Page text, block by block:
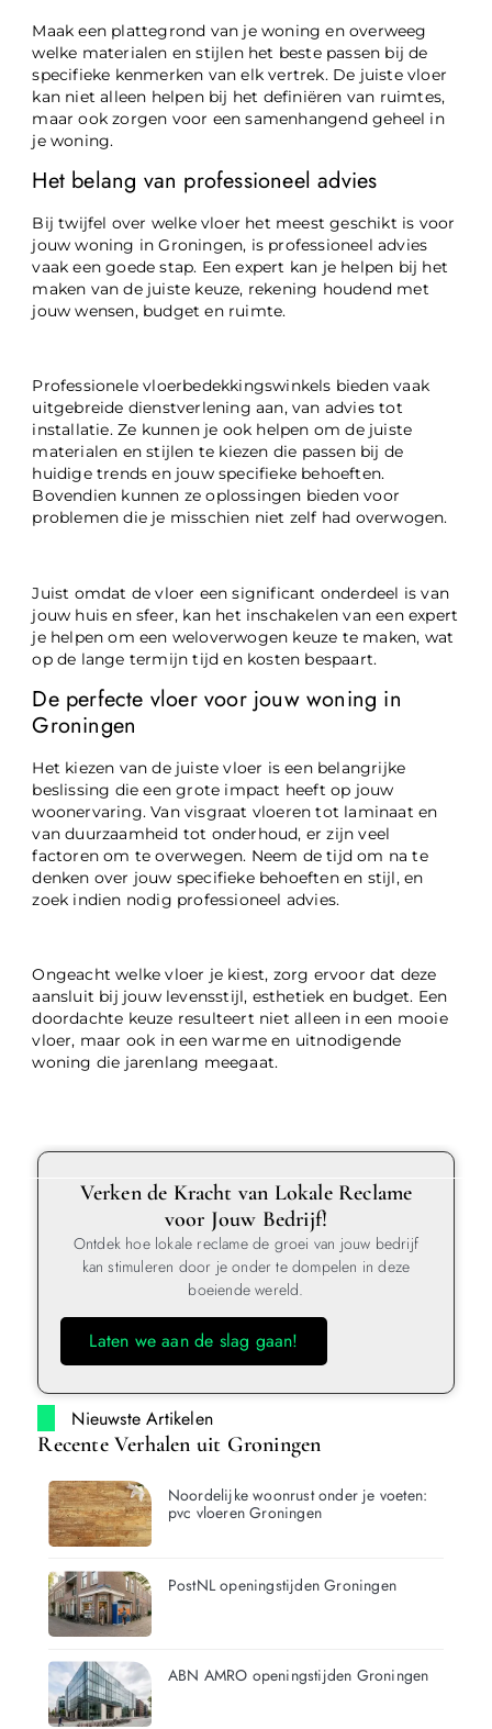
Maak een plattegrond van je woning en overweeg
welke materialen en stijlen het beste passen bij de
specifieke kenmerken van elk vertrek. De juiste vloer
kan niet alleen helpen bij het definiëren van ruimtes,
maar ook zorgen voor een samenhangend geheel in
je woning.
Het belang van professioneel advies
Bij twijfel over welke vloer het meest geschikt is voor
jouw woning in Groningen, is professioneel advies
vaak een goede stap. Een expert kan je helpen bij het
maken van de juiste keuze, rekening houdend met
jouw wensen, budget en ruimte.
Professionele vloerbedekkingswinkels bieden vaak
uitgebreide dienstverlening aan, van advies tot
installatie. Ze kunnen je ook helpen om de juiste
materialen en stijlen te kiezen die passen bij de
huidige trends en jouw specifieke behoeften.
Bovendien kunnen ze oplossingen bieden voor
problemen die je misschien niet zelf had overwogen.
Juist omdat de vloer een significant onderdeel is van
jouw huis en sfeer, kan het inschakelen van een expert
je helpen om een weloverwogen keuze te maken, wat
op de lange termijn tijd en kosten bespaart.
De perfecte vloer voor jouw woning in
Groningen
Het kiezen van de juiste vloer is een belangrijke
beslissing die een grote impact heeft op jouw
woonervaring. Van visgraat vloeren tot laminaat en
van duurzaamheid tot onderhoud, er zijn veel
factoren om te overwegen. Neem de tijd om na te
denken over jouw specifieke behoeften en stijl, en
zoek indien nodig professioneel advies.
Ongeacht welke vloer je kiest, zorg ervoor dat deze
aansluit bij jouw levensstijl, esthetiek en budget. Een
doordachte keuze resulteert niet alleen in een mooie
vloer, maar ook in een warme en uitnodigende
woning die jarenlang meegaat.
Verken de Kracht van Lokale Reclame
voor Jouw Bedrijf!
Ontdek hoe lokale reclame de groei van jouw bedrijf
kan stimuleren door je onder te dompelen in deze
boeiende wereld.
Laten we aan de slag gaan!
Nieuwste Artikelen
Recente Verhalen uit Groningen
Noordelijke woonrust onder je voeten:
pvc vloeren Groningen
PostNL openingstijden Groningen
ABN AMRO openingstijden Groningen